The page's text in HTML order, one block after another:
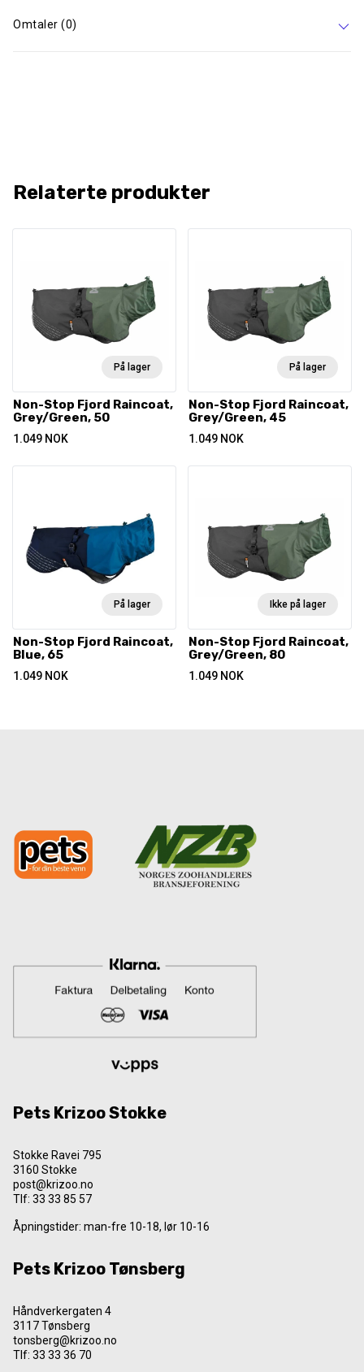
Omtaler (0)
Relaterte produkter
På lager
Non-Stop Fjord Raincoat,
Grey/Green, 50
1.049 NOK
På lager
Non-Stop Fjord Raincoat,
Grey/Green, 45
1.049 NOK
På lager
Non-Stop Fjord Raincoat,
Blue, 65
1.049 NOK
Ikke på lager
Non-Stop Fjord Raincoat,
Grey/Green, 80
1.049 NOK
Pets Krizoo Stokke
Stokke Ravei 795
3160 Stokke
post@krizoo.no
Tlf: 33 33 85 57
Åpningstider: man-fre 10-18, lør 10-16
Pets Krizoo Tønsberg
Håndverkergaten 4
3117 Tønsberg
tonsberg@krizoo.no
Tlf: 33 33 36 70